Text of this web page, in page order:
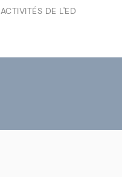
ACTIVITÉS DE L'ED